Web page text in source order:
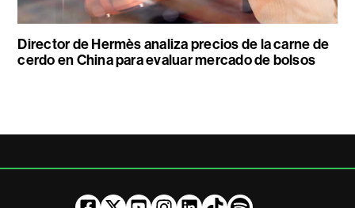
Director de Hermès analiza precios de la carne de
cerdo en China para evaluar mercado de bolsos